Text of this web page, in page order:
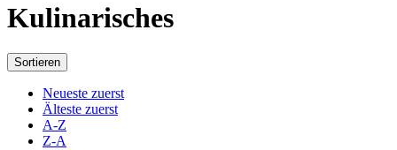
Kulinarisches
Sortieren
Neueste zuerst
Älteste zuerst
A-Z
Z-A